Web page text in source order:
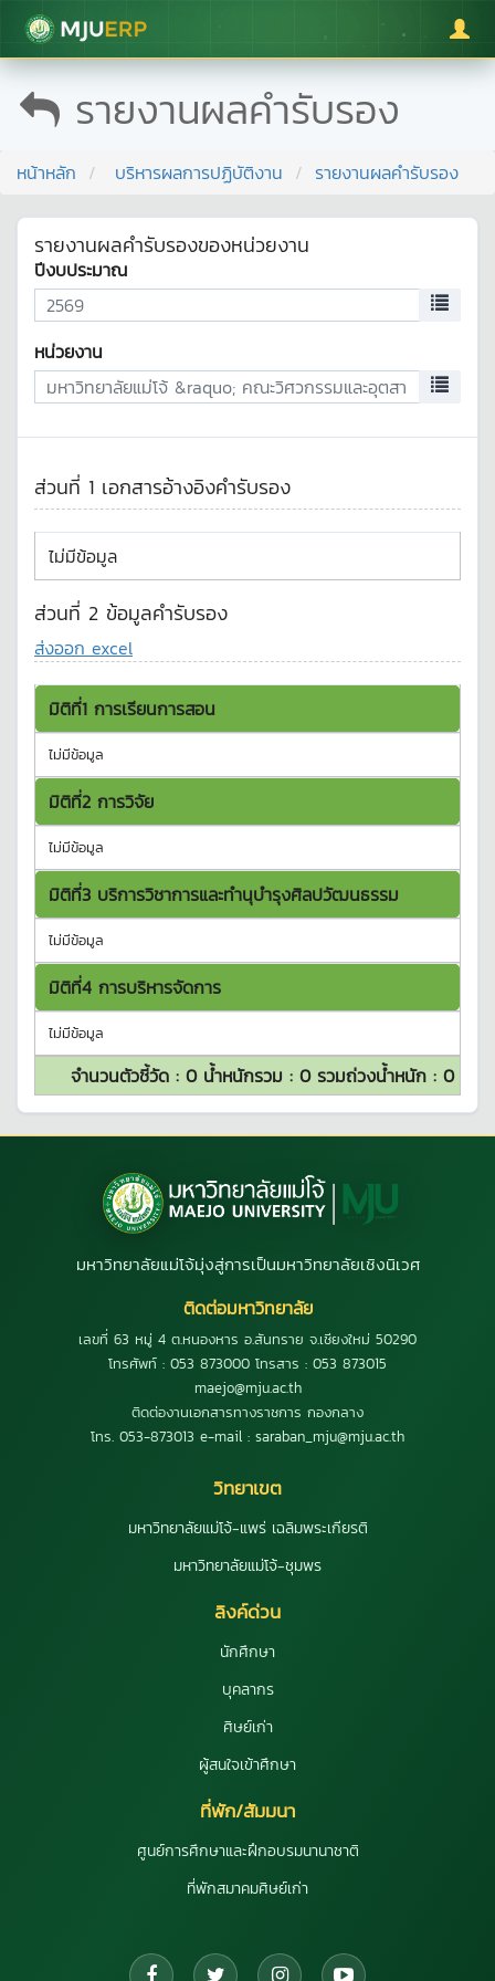
มหาวิทยาลัยแม่โจ้
รายงานผลคำรับรอง
หน้าหลัก บริหารผลการปฏิบัติงาน รายงานผลคำรับรอง
รายงานผลคำรับรองของหน่วยงาน
ปีงบประมาณ
หน่วยงาน
ส่วนที่ 1 เอกสารอ้างอิงคำรับรอง
ไม่มีข้อมูล
ส่วนที่ 2 ข้อมูลคำรับรอง
ส่งออก excel
มิติที่1 การเรียนการสอน
ไม่มีข้อมูล
มิติที่2 การวิจัย
ไม่มีข้อมูล
มิติที่3 บริการวิชาการและทำนุบำรุงศิลปวัฒนธรรม
ไม่มีข้อมูล
มิติที่4 การบริหารจัดการ
ไม่มีข้อมูล
จำนวนตัวชี้วัด : 0 น้ำหนักรวม : 0 รวมถ่วงน้ำหนัก : 0
มหาวิทยาลัยแม่โจ้มุ่งสู่การเป็นมหาวิทยาลัยเชิงนิเวศ
ติดต่อมหาวิทยาลัย
เลขที่ 63 หมู่ 4 ต.หนองหาร อ.สันทราย จ.เชียงใหม่ 50290
โทรศัพท์ : 053 873000 โทรสาร : 053 873015
maejo@mju.ac.th
ติดต่องานเอกสารทางราชการ กองกลาง
โทร. 053-873013 e-mail : saraban_mju@mju.ac.th
วิทยาเขต
มหาวิทยาลัยแม่โจ้-แพร่ เฉลิมพระเกียรติ
มหาวิทยาลัยแม่โจ้-ชุมพร
ลิงค์ด่วน
นักศึกษา
บุคลากร
ศิษย์เก่า
ผู้สนใจเข้าศึกษา
ที่พัก/สัมมนา
ศูนย์การศึกษาและฝึกอบรมนานาชาติ
ที่พักสมาคมศิษย์เก่า